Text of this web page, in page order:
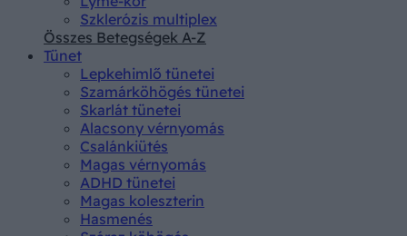
Szklerózis multiplex
Összes Betegségek A-Z
Tünet
Lepkehimlő tünetei
Szamárköhögés tünetei
Skarlát tünetei
Alacsony vérnyomás
Csalánkiütés
Magas vérnyomás
ADHD tünetei
Magas koleszterin
Hasmenés